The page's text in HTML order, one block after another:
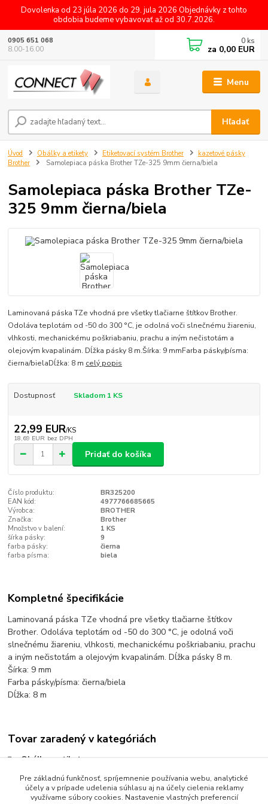
Dovolenka od 23 júla 2026 do 29. jula 2026 Objednávky z tohto
obdobia budeme vybavovať až od 30.7.2026.
Menu
Hľadať
0905 651 068
8.00-16.00
0 ks
za 0,00 EUR
Úvod Obálky a etikety Etiketovací systém Brother
kazetové pásky
Brother
Samolepiaca páska Brother TZe-325 9mm čierna/biela
Samolepiaca páska Brother TZe-
325 9mm čierna/biela
Laminovaná páska TZe vhodná pre všetky tlačiarne štítkov Brother.
Odoláva teplotám od -50 do 300 °C, je odolná voči slnečnému žiareniu,
vlhkosti, mechanickému poškriabaniu, prachu a iným nečistotám a
olejovým kvapalinám. Dĺžka pásky 8 m.Šírka: 9 mmFarba pásky/písma:
čierna/bielaDĺžka: 8 m celý popis
Dostupnosť Skladom 1 KS
22,99 EUR/KS
18,69 EUR bez DPH
Pridať do košíka
Číslo produktu:
BR325200
EAN kód:
4977766685665
Výrobca:
BROTHER
Značka:
Brother
Množstvo v balení:
1 KS
šírka pásky:
9
farba pásky:
čierna
farba písma:
biela
Kompletné špecifikácie
Laminovaná páska TZe vhodná pre všetky tlačiarne štítkov
Brother. Odoláva teplotám od -50 do 300 °C, je odolná voči
slnečnému žiareniu, vlhkosti, mechanickému poškriabaniu, prachu
a iným nečistotám a olejovým kvapalinám. Dĺžka pásky 8 m.
Šírka: 9 mm
Farba pásky/písma: čierna/biela
Dĺžka: 8 m
Tovar zaradený v kategóriách
Obálky a etikety
Etiketovací systém Brother
kazetové pásky Brother
Pre základnú funkčnosť, spríjemnenie používania webu, analytické
účely a v prípade udelenia súhlasu aj na účely cielenia reklamy
využívame súbory cookies. Nastavenie vlastných preferencií